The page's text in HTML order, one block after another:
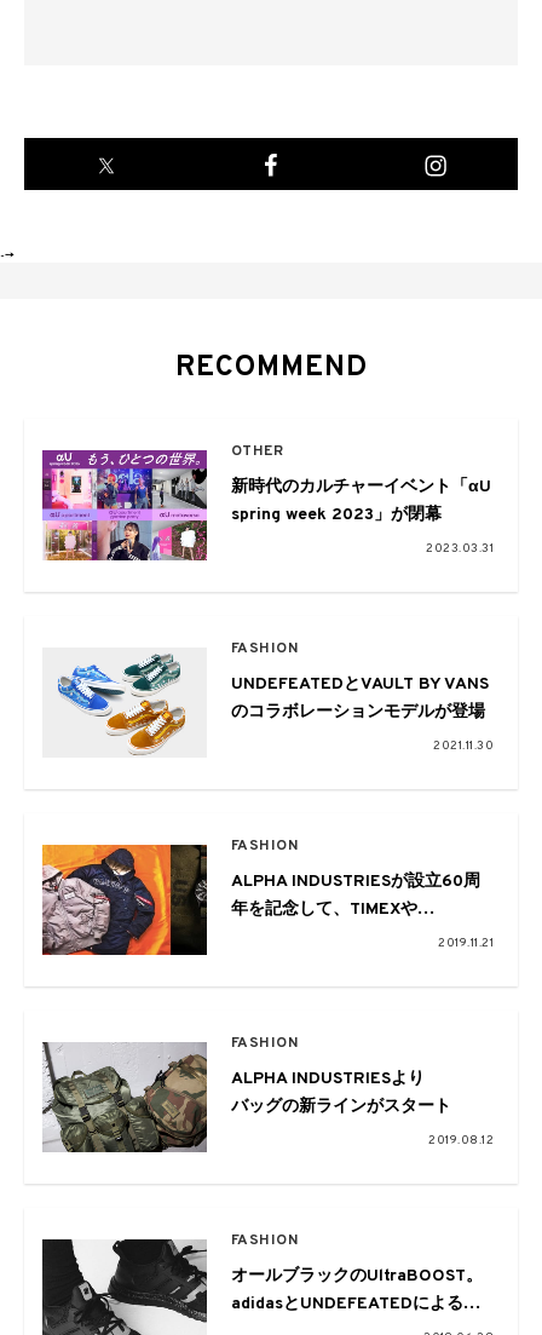
-->
RECOMMEND
OTHER
新時代のカルチャーイベント「αU
spring week 2023」が閉幕
2023.03.31
FASHION
UNDEFEATEDとVAULT BY VANS
のコラボレーションモデルが登場
2021.11.30
FASHION
ALPHA INDUSTRIESが設立60周
年を記念して、TIMEXや
PLAYBOYとのコラボモデルを発
2019.11.21
FASHION
ALPHA INDUSTRIESより
バッグの新ラインがスタート
2019.08.12
FASHION
オールブラックのUltraBOOST。
adidasとUNDEFEATEDによる最